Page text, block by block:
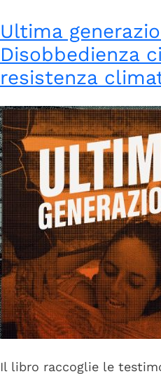
Ultima
Disobbedienza
resistenza
Il libro raccoglie le